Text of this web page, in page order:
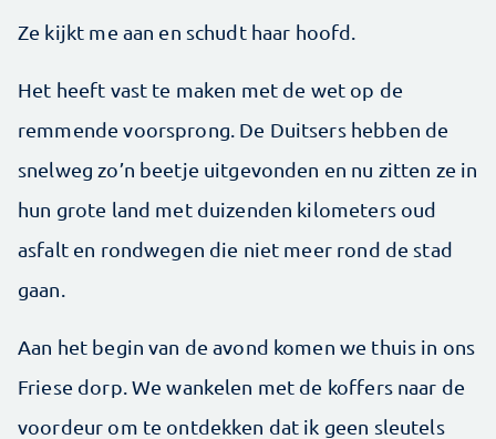
Ze kijkt me aan en schudt haar hoofd.
Het heeft vast te maken met de wet op de
remmende voorsprong. De Duitsers hebben de
snelweg zo’n beetje uitgevonden en nu zitten ze in
hun grote land met duizenden kilometers oud
asfalt en rondwegen die niet meer rond de stad
gaan.
Aan het begin van de avond komen we thuis in ons
Friese dorp. We wankelen met de koffers naar de
voordeur om te ontdekken dat ik geen sleutels